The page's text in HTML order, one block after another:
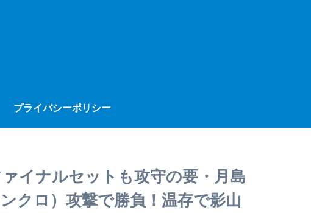
プライバシーポリシー
イナルセットも攻守の要・月島
クロ）攻撃で勝負！温存で影山